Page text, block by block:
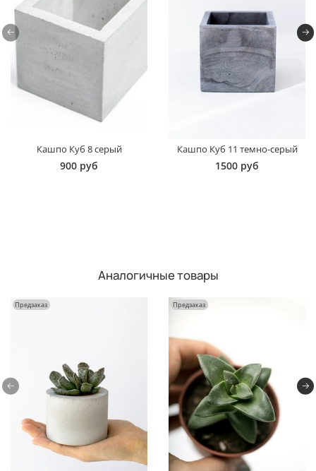
Кашпо Куб 8 серый
900 руб
Кашпо Куб 11 темно-серый
1500 руб
Аналогичные товары
Предзаказ Предзаказ